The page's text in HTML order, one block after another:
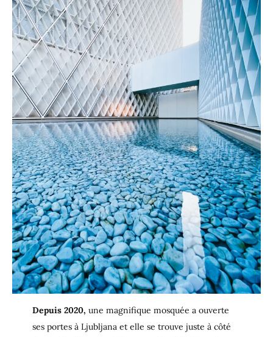
Depuis 2020, une magnifique mosquée a ouverte
ses portes à Ljubljana et elle se trouve juste à côté